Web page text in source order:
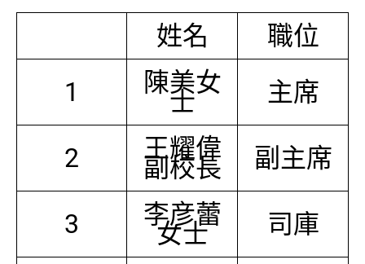
姓名
職位
1
陳美女
士 主席
2 王耀偉
副校長 副主席
3 李彦蕾
女士 司庫